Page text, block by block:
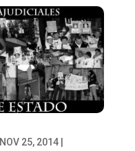
NOV 25, 2014|